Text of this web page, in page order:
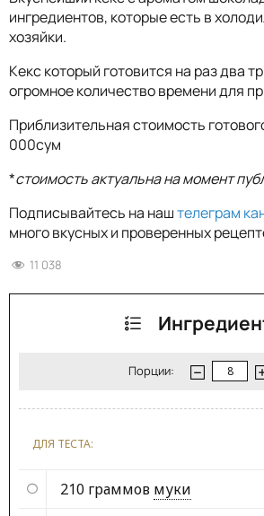
ингредиентов, которые есть в
хозяйки.
Кекс который готовится на раз два
огромное количество времени для
Приблизительная стоимость
000сум
*стоимость актуальна на момент
Подписывайтесь на наштелеграм
много вкусных и проверенных
11 038
Порции:
ДЛЯ ТЕСТА:
210 граммов муки